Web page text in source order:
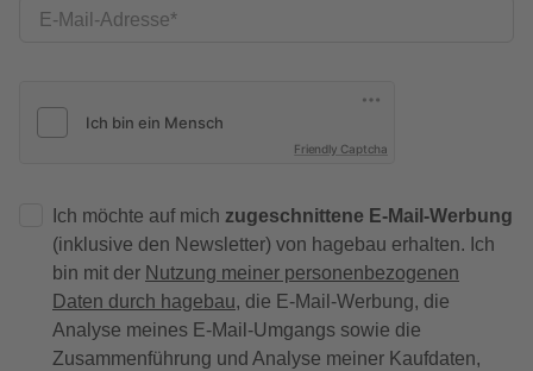
E-Mail-Adresse
Friendly Captcha
Ich möchte auf mich zugeschnittene E-Mail-Werbung
(inklusive den Newsletter) von hagebau erhalten. Ich
bin mit der Nutzung meiner personenbezogenen
Daten durch hagebau, die E-Mail-Werbung, die
Analyse meines E-Mail-Umgangs sowie die
Zusammenführung und Analyse meiner Kaufdaten,